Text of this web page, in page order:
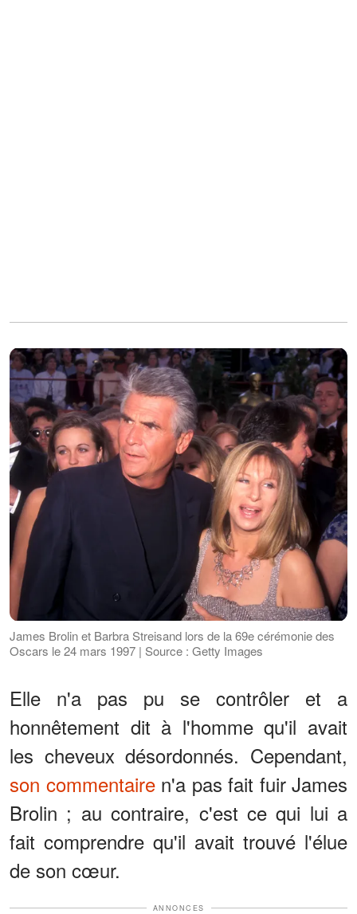
James Brolin et Barbra Streisand lors de la 69e cérémonie des
Oscars le 24 mars 1997 | Source : Getty Images
Elle n'a pas pu se contrôler et a
honnêtement dit à l'homme qu'il avait
les cheveux désordonnés. Cependant,
son commentairen'a pas fait fuir James
Brolin ; au contraire, c'est ce qui lui a
fait comprendre qu'il avait trouvé l'élue
de son cœur.
ANNONCES